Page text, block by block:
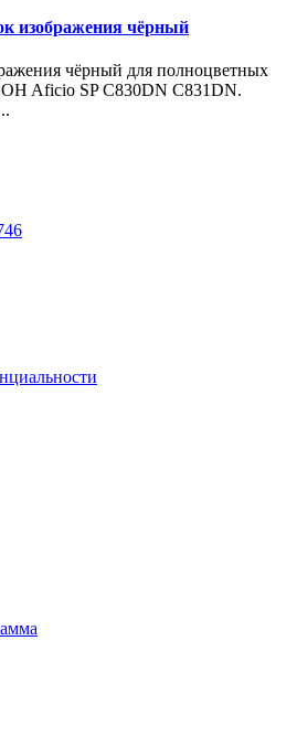
изображения чёрный
чёрный для полноцветных
Aficio SP C830DN C831DN.